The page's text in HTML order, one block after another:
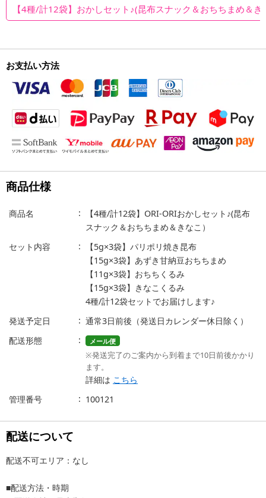
【4種/計12袋】おかしセット♪(昆布スナック＆おちちまめ＆き
お支払い方法
商品仕様
商品名
【4種/計12袋】ORI-ORIおかしセット♪(昆布
スナック＆おちちまめ＆きなこ）
セット内容
【5g×3袋】パリポリ焼き昆布
【15g×3袋】あずき甘納豆おちちまめ
【11g×3袋】おちちくるみ
【15g×3袋】きなこくるみ
4種/計12袋セットでお届けします♪
発送予定日
通常3日前後（発送日カレンダー休日除く）
配送形態
メール便
※発送完了のご案内から到着まで10日前後かかり
ます。
詳細は こちら
管理番号
100121
配送について
配送不可エリア：なし
■配送方法・時期